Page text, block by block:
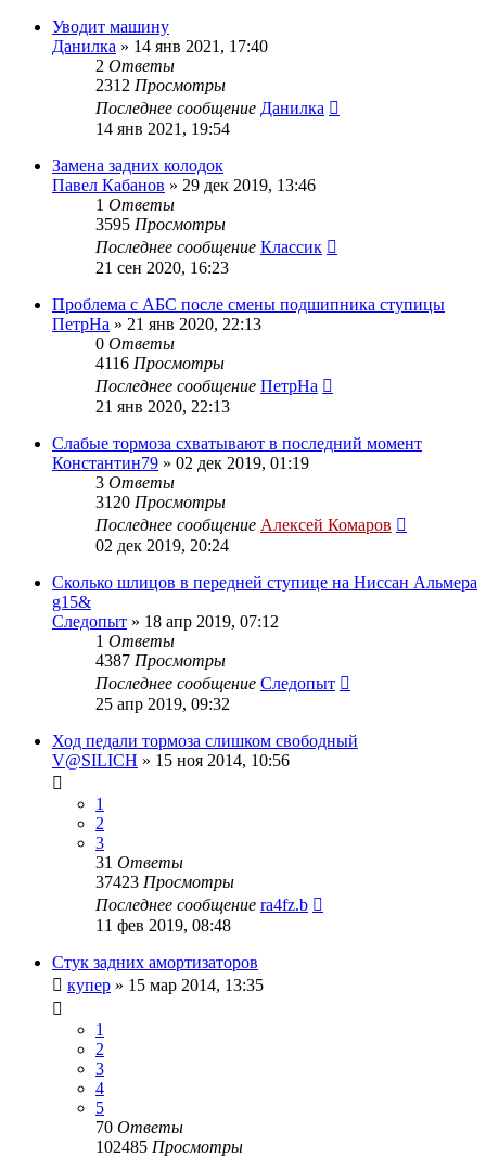
Уводит машину
Данилка » 14 янв 2021, 17:40
2 Ответы
2312 Просмотры
Последнее сообщение Данилка
14 янв 2021, 19:54
Замена задних колодок
Павел Кабанов » 29 дек 2019, 13:46
1 Ответы
3595 Просмотры
Последнее сообщение Классик
21 сен 2020, 16:23
Проблема с АБС после смены подшипника ступицы
ПетрНа » 21 янв 2020, 22:13
0 Ответы
4116 Просмотры
Последнее сообщение ПетрНа
21 янв 2020, 22:13
Слабые тормоза схватывают в последний момент
Константин79 » 02 дек 2019, 01:19
3 Ответы
3120 Просмотры
Последнее сообщение Алексей Комаров
02 дек 2019, 20:24
Сколько шлицов в передней ступице на Ниссан Альмера
g15&
Следопыт » 18 апр 2019, 07:12
1 Ответы
4387 Просмотры
Последнее сообщение Следопыт
25 апр 2019, 09:32
Ход педали тормоза слишком свободный
V@SILICH » 15 ноя 2014, 10:56
1
2
3
31 Ответы
37423 Просмотры
Последнее сообщение ra4fz.b
11 фев 2019, 08:48
Стук задних амортизаторов
купер » 15 мар 2014, 13:35
1
2
3
4
5
70 Ответы
102485 Просмотры